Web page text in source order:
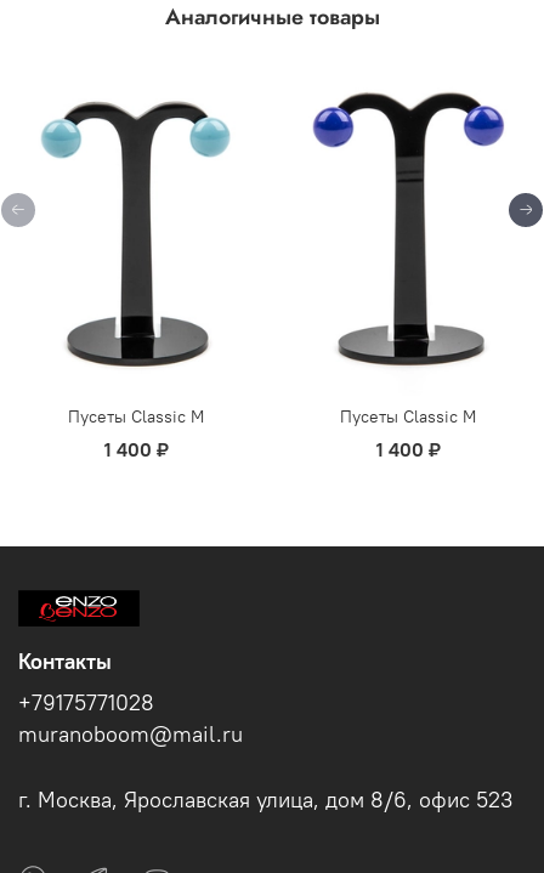
Аналогичные товары
Пусеты Classic M
1 400 ₽
Пусеты Classic M
1 400 ₽
Контакты
+79175771028
muranoboom@mail.ru
г. Москва, Ярославская улица, дом 8/6, офис 523